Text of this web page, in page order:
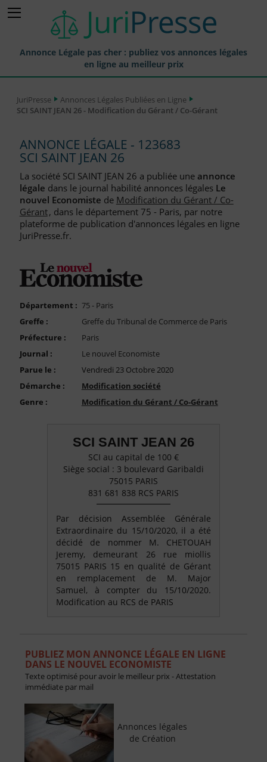
Annonce Légale pas cher : publiez vos annonces légales
en ligne au meilleur prix
Annonces Légales Publiées
Journaux Habilités (JAL) Annonces Légales
Départements pour la Publication d'Annonces Légales
Liste des Greffes
Liste des CCI
FAQ
Compte PRO
JuriPresse
Annonces Légales Publiées en Ligne
SCI SAINT JEAN 26 - Modification du Gérant / Co-Gérant
ANNONCE LÉGALE - 123683
SCI SAINT JEAN 26
La société SCI SAINT JEAN 26 a publiée une annonce
légale dans le journal habilité annonces légales Le
nouvel Economiste de Modification du Gérant / Co-
Gérant, dans le département 75 - Paris, par notre
plateforme de publication d'annonces légales en ligne
JuriPresse.fr.
Département : 75 - Paris
Greffe :
Greffe du Tribunal de Commerce de Paris
Préfecture :
Paris
Journal :
Le nouvel Economiste
Parue le :
Vendredi 23 Octobre 2020
Démarche :
Modification société
Genre :
Modification du Gérant / Co-Gérant
SCI SAINT JEAN 26
SCI au capital de 100 €
Siège social : 3 boulevard Garibaldi
75015 PARIS
831 681 838 RCS PARIS
Par décision Assemblée Générale
Extraordinaire du 15/10/2020, il a été
décidé de nommer M. CHETOUAH
Jeremy, demeurant 26 rue miollis
75015 PARIS 15 en qualité de Gérant
en remplacement de M. Major
Samuel, à compter du 15/10/2020.
Modification au RCS de PARIS
PUBLIEZ MON ANNONCE LÉGALE EN LIGNE
DANS LE NOUVEL ECONOMISTE
Texte optimisé pour avoir le meilleur prix - Attestation
immédiate par mail
Annonces légales
de Création